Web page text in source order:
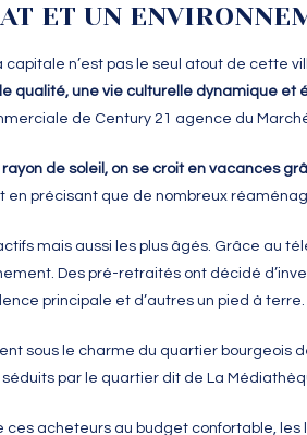
ET UN
capitale n’est pas le seul atout de cette
qualité, une vie culturelle dynamique et
de Century 21 agence du
rayon de soleil, on se croit en vacances
en précisant que de nombreux
mais aussi les plus âgés. Grâce au
Des pré-retraités ont décidé
principale et d’autres un pied à terre.
sous le charme du quartier bourgeois
par le quartier dit de La
ces acheteurs au budget confortable,